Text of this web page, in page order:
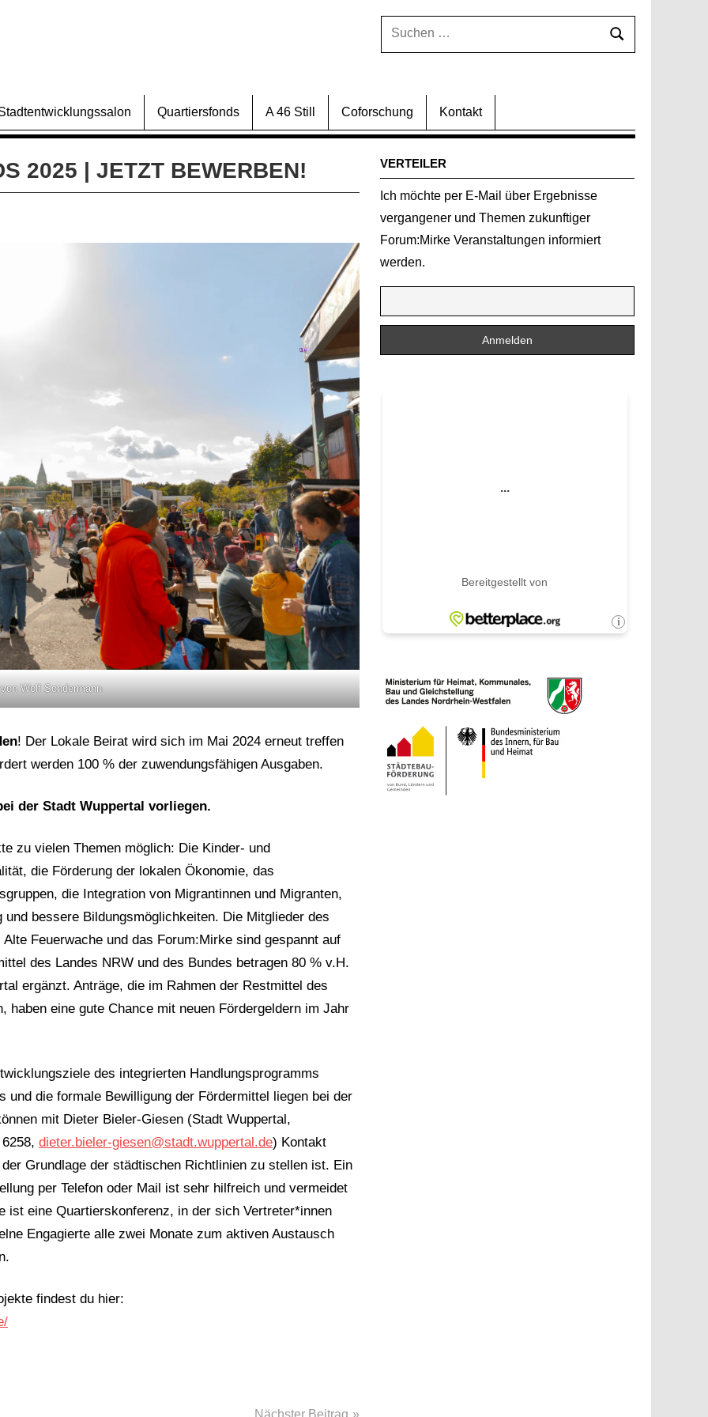
Suchen
Suchen
Quartiersfonds A 46 Still Coforschung Kontakt
2025 | JETZT BEWERBEN!
Wolf Sondermann
! Der Lokale Beirat wird sich im Mai 2024 erneut treffen
werden 100 % der zuwendungsfähigen Ausgaben.
der Stadt Wuppertal vorliegen.
zu vielen Themen möglich: Die Kinder- und
die Förderung der lokalen Ökonomie, das
die Integration von Migrantinnen und Migranten,
bessere Bildungsmöglichkeiten. Die Mitglieder des
Feuerwache und das Forum:Mirke sind gespannt auf
des Landes NRW und des Bundes betragen 80 % v.H.
ergänzt. Anträge, die im Rahmen der Restmittel des
haben eine gute Chance mit neuen Fördergeldern im Jahr
des integrierten Handlungsprogramms
die formale Bewilligung der Fördermittel liegen bei der
mit Dieter Bieler-Giesen (Stadt Wuppertal,
dieter.bieler-giesen@stadt.wuppertal.de) Kontakt
Grundlage der städtischen Richtlinien zu stellen ist. Ein
per Telefon oder Mail ist sehr hilfreich und vermeidet
eine Quartierskonferenz, in der sich Vertreter*innen
Engagierte alle zwei Monate zum aktiven Austausch
findest du hier:
VERTEILER
Ich möchte per E-Mail über Ergebnisse
vergangener und Themen zukunftiger
Forum:Mirke Veranstaltungen informiert
werden.